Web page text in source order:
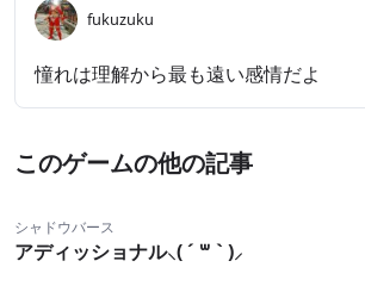
fukuzuku
憧れは理解から最も遠い感情だよ
このゲームの他の記事
シャドウバース
アディッショナル⸜( ´ ꒳ ` )⸝